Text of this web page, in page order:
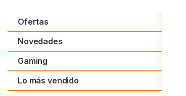
Ofertas
Novedades
Gaming
Lo más vendido